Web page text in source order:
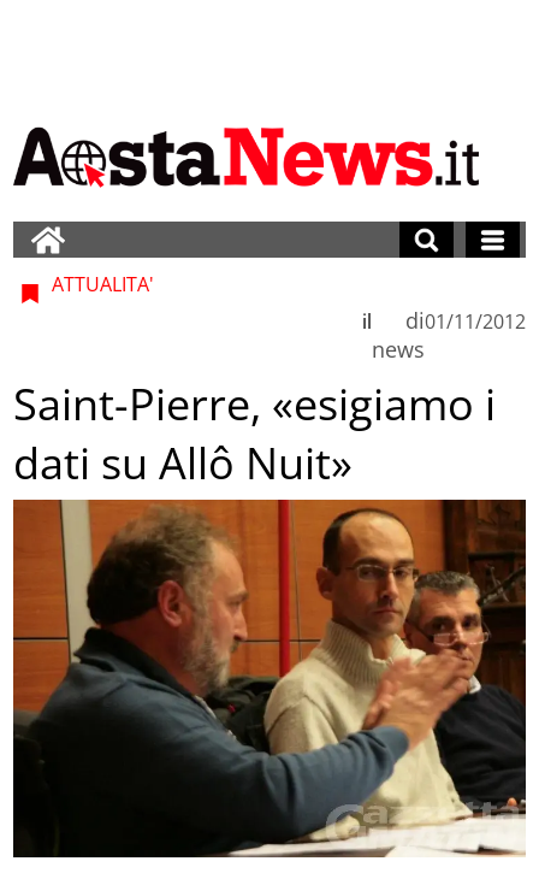
ATTUALITA'
di
news
il 01/11/2012
Saint-Pierre, «esigiamo i
dati su Allô Nuit»